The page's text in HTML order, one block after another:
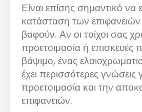
Είναι επίσης σημαντικό να
κατάσταση των
βαφούν. Αν οι τοίχοι σας
προετοιμασία ή επισκευές
βάψιμο, ένας
έχει περισσότερες γνώσεις
προετοιμασία και την
επιφανειών.